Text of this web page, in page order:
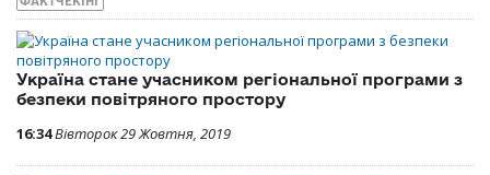
Україна стане учасником регіональної програми з
безпеки повітряного простору
16:34Вівторок 29 Жовтня, 2019